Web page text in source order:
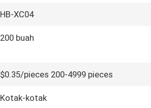
HB-XC04
200 buah
$0.35/pieces 200-4999 pieces
Kotak-kotak